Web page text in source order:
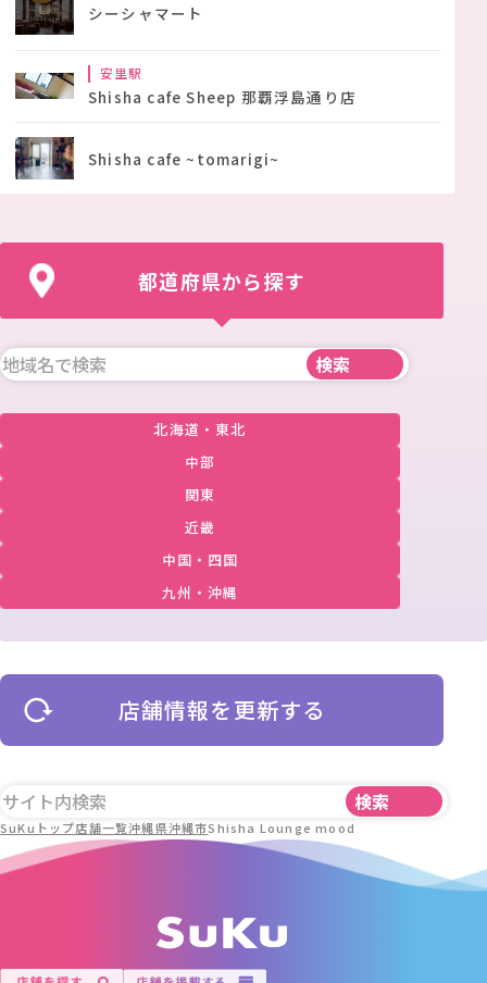
シーシャマート
安里駅
Shisha cafe Sheep 那覇浮島通り店
Shisha cafe ~tomarigi~
都道府県から探す
北海道・東北
中部
関東
近畿
中国・四国
九州・沖縄
店舗情報を更新する
SuKuトップ店舗一覧沖縄県沖縄市Shisha Lounge mood